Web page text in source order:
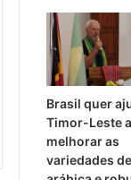
Brasil quer
Timor-Leste a
melhorar as
variedades